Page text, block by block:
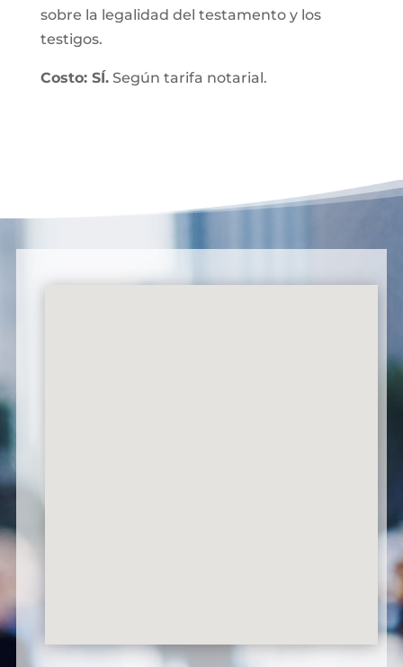
sobre la legalidad del testamento y los
testigos.
Costo: SÍ.Según tarifa notarial.